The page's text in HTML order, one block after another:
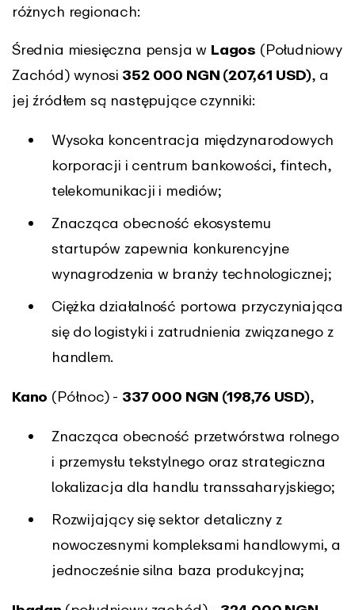
różnych regionach:
Średnia miesięczna pensja w Lagos (Południowy
Zachód) wynosi 352 000 NGN (207,61 USD), a
jej źródłem są następujące czynniki:
Wysoka koncentracja międzynarodowych
korporacji i centrum bankowości, fintech,
telekomunikacji i mediów;
Znacząca obecność ekosystemu
startupów zapewnia konkurencyjne
wynagrodzenia w branży technologicznej;
Ciężka działalność portowa przyczyniająca
się do logistyki i zatrudnienia związanego z
handlem.
Kano (Północ) - 337 000 NGN (198,76 USD),
Znacząca obecność przetwórstwa rolnego
i przemysłu tekstylnego oraz strategiczna
lokalizacja dla handlu transsaharyjskiego;
Rozwijający się sektor detaliczny z
nowoczesnymi kompleksami handlowymi, a
jednocześnie silna baza produkcyjna;